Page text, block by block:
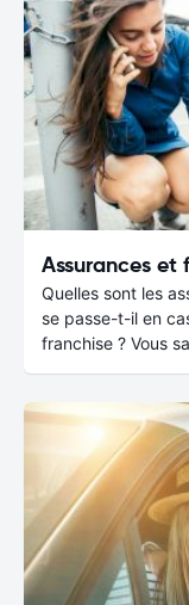
Assurances et
Quelles sont les
se passe-t-il en
franchise ? Vous